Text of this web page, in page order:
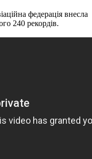
федерація внесла
240 рекордів.